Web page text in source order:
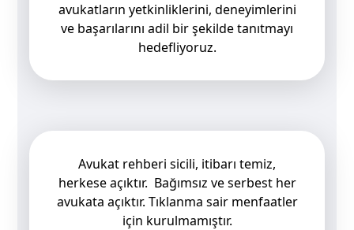
avukatların yetkinliklerini, deneyimlerini
ve başarılarını adil bir şekilde tanıtmayı
hedefliyoruz.
Avukat rehberi sicili, itibarı temiz,
herkese açıktır. Bağımsız ve serbest her
avukata açıktır. Tıklanma sair menfaatler
için kurulmamıştır.